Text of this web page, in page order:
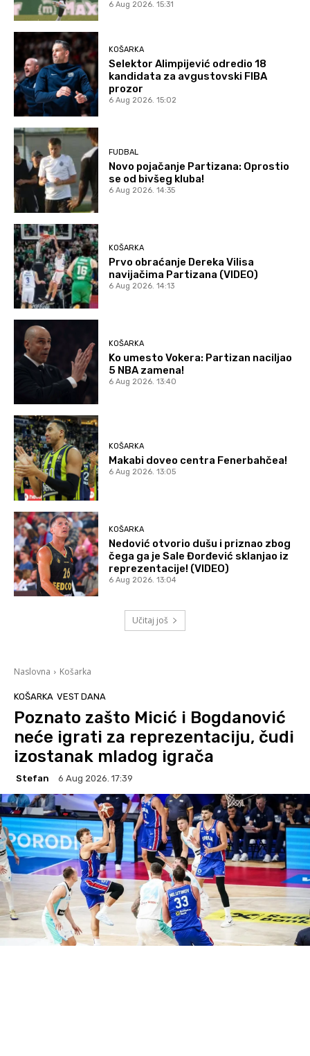
6 Aug 2026. 15:31
KOŠARKA
Selektor Alimpijević odredio 18
kandidata za avgustovski FIBA
prozor
6 Aug 2026. 15:02
FUDBAL
Novo pojačanje Partizana: Oprostio
se od bivšeg kluba!
6 Aug 2026. 14:35
KOŠARKA
Prvo obraćanje Dereka Vilisa
navijačima Partizana (VIDEO)
6 Aug 2026. 14:13
KOŠARKA
Ko umesto Vokera: Partizan naciljao
5 NBA zamena!
6 Aug 2026. 13:40
KOŠARKA
Makabi doveo centra Fenerbahčea!
6 Aug 2026. 13:05
KOŠARKA
Nedović otvorio dušu i priznao zbog
čega ga je Sale Đorđević sklanjao iz
reprezentacije! (VIDEO)
6 Aug 2026. 13:04
Učitaj još